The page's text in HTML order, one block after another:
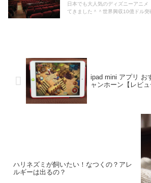
日本でも大人気のディズニーアニメ
てきました＾＾世界興収10億ドル突
ipad mini アプリ お
ャンホーン【レビュ
ハリネズミが飼いたい！なつくの？アレ
ルギーは出るの？